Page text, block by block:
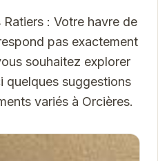
: Votre havre de
pas exactement
souhaitez explorer
suggestions
variés à Orcières.